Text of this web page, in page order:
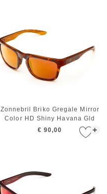
+
Zonnebril Briko Gregale Mirror
Color HD Shiny Havana Gld
€ 90,00